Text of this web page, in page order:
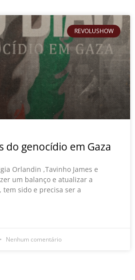
REVOLUSHOW
do genocídio em Gaza
Orlandin ,Tavinho James e
um balanço e atualizar a
sido e precisa ser a
Nenhum comentário